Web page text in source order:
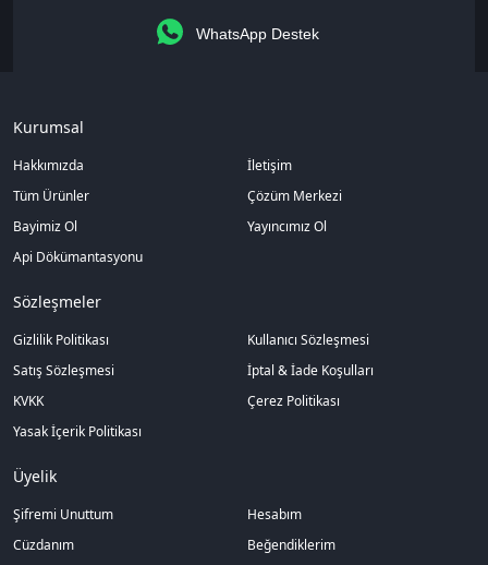
WhatsApp Destek
Kurumsal
Hakkımızda
İletişim
Tüm Ürünler
Çözüm Merkezi
Bayimiz Ol
Yayıncımız Ol
Api Dökümantasyonu
Sözleşmeler
Gizlilik Politikası
Kullanıcı Sözleşmesi
Satış Sözleşmesi
İptal & İade Koşulları
KVKK
Çerez Politikası
Yasak İçerik Politikası
Üyelik
Şifremi Unuttum
Hesabım
Cüzdanım
Beğendiklerim